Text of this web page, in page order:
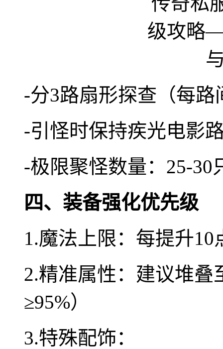
-分3路扇形探查（每路
-引怪时保持疾光电影
-极限聚怪数量：25-30
四、装备强化优先级
1.魔法上限：每提升10
2.精准属性：建议堆叠
≥95%）
3.特殊配饰：